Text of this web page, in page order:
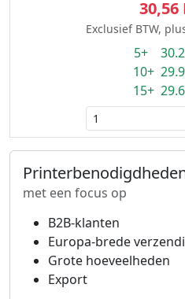
30,56
Exclusief BTW,
5+
10+
15+
met een focus op
B2B-klanten
Europa-brede
Grote hoeveelheden
Export